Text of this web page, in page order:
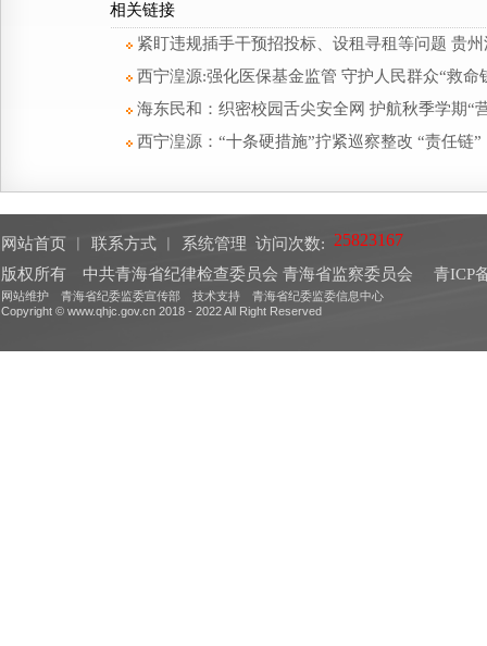
相关链接
紧盯违规插手干预招投标、设租寻租等问题 贵
西宁湟源:强化医保基金监管 守护人民群众“救命
海东民和：织密校园舌尖安全网 护航秋季学期“
西宁湟源：“十条硬措施”拧紧巡察整改 “责任链”
网站首页 联系方式 系统管理 访问次数:
版权所有 中共青海省纪律检查委员会 青海省监察委员会
青ICP
网站维护 青海省纪委监委宣传部 技术支持 青海省纪委监委信息中心
Copyright © www.qhjc.gov.cn 2018 - 2022 All Right Reserved